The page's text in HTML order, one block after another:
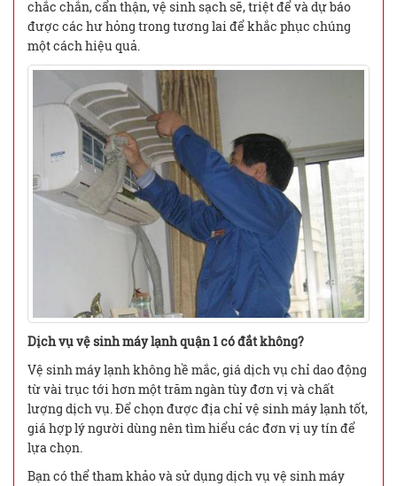
chắc chắn, cẩn thận, vệ sinh sạch sẽ, triệt để và dự báo
được các hư hỏng trong tương lai để khắc phục chúng
một cách hiệu quả.
Dịch vụ vệ sinh máy lạnh quận 1 có đắt không?
Vệ sinh máy lạnh không hề mắc, giá dịch vụ chỉ dao động
từ vài trục tới hơn một trăm ngàn tùy đơn vị và chất
lượng dịch vụ. Để chọn được địa chỉ vệ sinh máy lạnh tốt,
giá hợp lý người dùng nên tìm hiểu các đơn vị uy tín để
lựa chọn.
Bạn có thể tham khảo và sử dụng dịch vụ vệ sinh máy